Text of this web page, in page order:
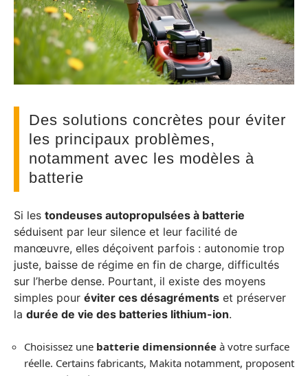
Des solutions concrètes pour éviter
les principaux problèmes,
notamment avec les modèles à
batterie
Si les tondeuses autopropulsées à batterie
séduisent par leur silence et leur facilité de
manœuvre, elles déçoivent parfois : autonomie trop
juste, baisse de régime en fin de charge, difficultés
sur l’herbe dense. Pourtant, il existe des moyens
simples pour éviter ces désagréments et préserver
la durée de vie des batteries lithium-ion.
Choisissez une batterie dimensionnée à votre surface
réelle. Certains fabricants, Makita notamment, proposent